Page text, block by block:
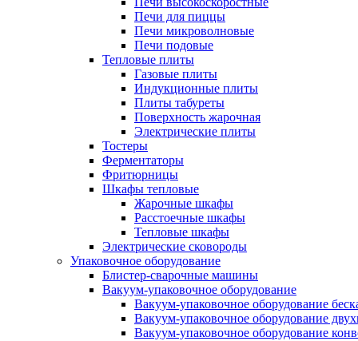
Печи для пиццы
Печи микроволновые
Печи подовые
Тепловые плиты
Газовые плиты
Индукционные плиты
Плиты табуреты
Поверхность жарочная
Электрические плиты
Тостеры
Ферментаторы
Фритюрницы
Шкафы тепловые
Жарочные шкафы
Расстоечные шкафы
Тепловые шкафы
Электрические сковороды
Упаковочное оборудование
Блистер-сварочные машины
Вакуум-упаковочное оборудование
Вакуум-упаковочное оборудование
Вакуум-упаковочное оборудование
Вакуум-упаковочное оборудование